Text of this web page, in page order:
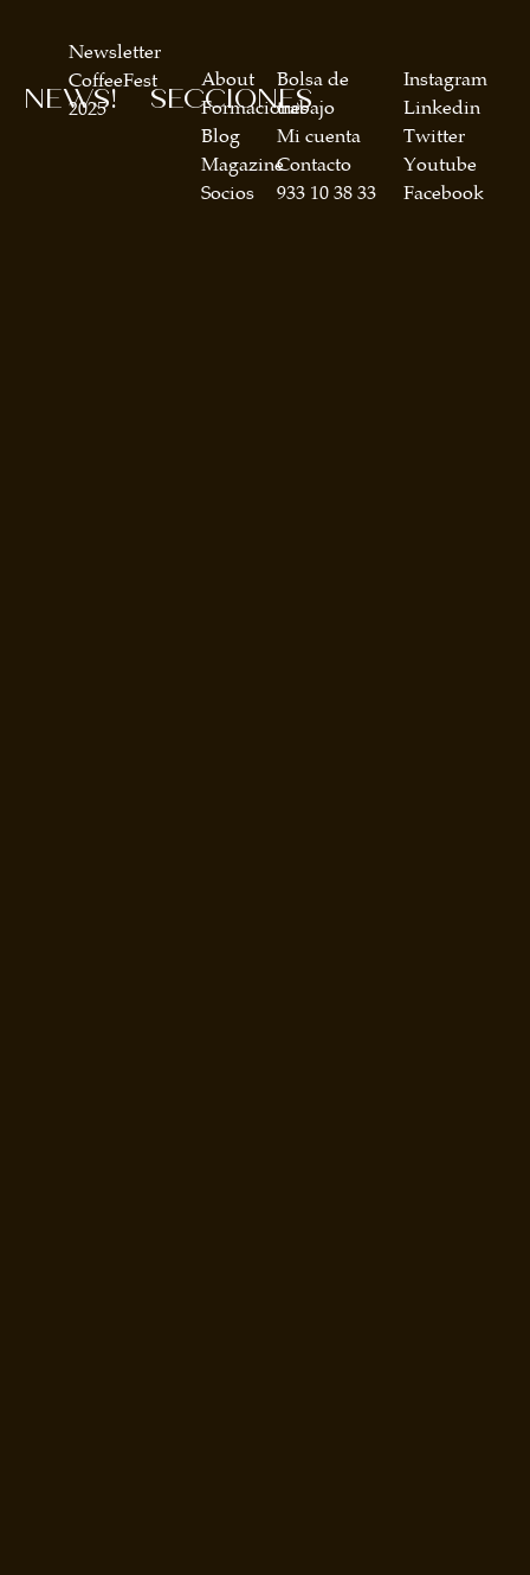
SECCIONES
About
Formaciones
Blog
Magazine
Socios
Bolsa de
trabajo
Mi cuenta
Contacto
933 10 38 33
NEWS!
Newsletter
CoffeeFest
2025
Instagram
Linkedin
Twitter
Youtube
Facebook